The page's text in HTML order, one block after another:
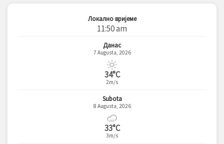
Локално вријеме
11:50 am
Данас
7 Augusta, 2026
34°C
2m/s
Subota
8 Augusta, 2026
33°C
3m/s